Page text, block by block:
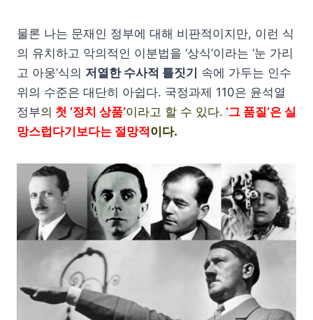
물론 나는 문재인 정부에 대해 비판적이지만, 이런 식
의 유치하고 악의적인 이분법을 ‘상식’이라는 ‘눈 가리
고 아웅’식의 저열한 수사적 틀짓기
속에 가두는 인수
위의 수준은 대단히 아쉽다. 국정과제 110은 윤석열
정부의 첫 ‘정치 상품’이라고 할 수 있다. ‘그 품질‘은 실
망스럽다기보다는 절망적이다.